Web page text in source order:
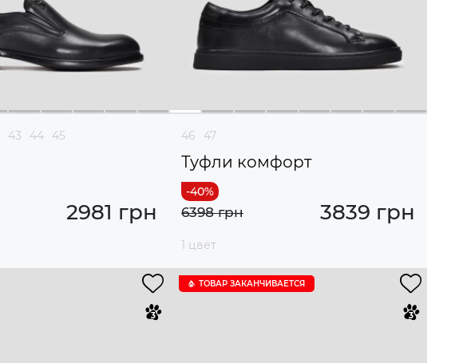
43 44 45
2981 грн
46 47
Туфли комфорт
3839 грн
6398 грн
1 цвет
ТОВАР ЗАКАНЧИВАЕТСЯ